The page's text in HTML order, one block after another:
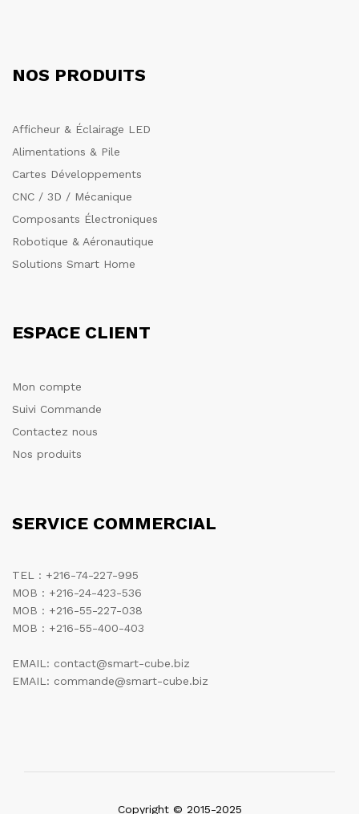
NOS PRODUITS
Afficheur & Éclairage LED
Alimentations & Pile
Cartes Développements
CNC / 3D / Mécanique
Composants Électroniques
Robotique & Aéronautique
Solutions Smart Home
ESPACE CLIENT
Mon compte
Suivi Commande
Contactez nous
Nos produits
SERVICE COMMERCIAL
TEL : +216-74-227-995
MOB : +216-24-423-536
MOB : +216-55-227-038
MOB : +216-55-400-403
EMAIL: contact@smart-cube.biz
EMAIL: commande@smart-cube.biz
Copyright © 2015-2025